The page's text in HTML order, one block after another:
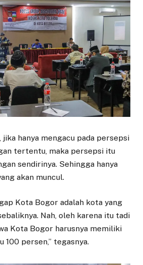
jika hanya mengacu pada persepsi
tertentu, maka persepsi itu
sendirinya. Sehingga hanya
akan muncul.
Kota Bogor adalah kota yang
Nah, oleh karena itu tadi
Kota Bogor harusnya memiliki
100 persen,” tegasnya.